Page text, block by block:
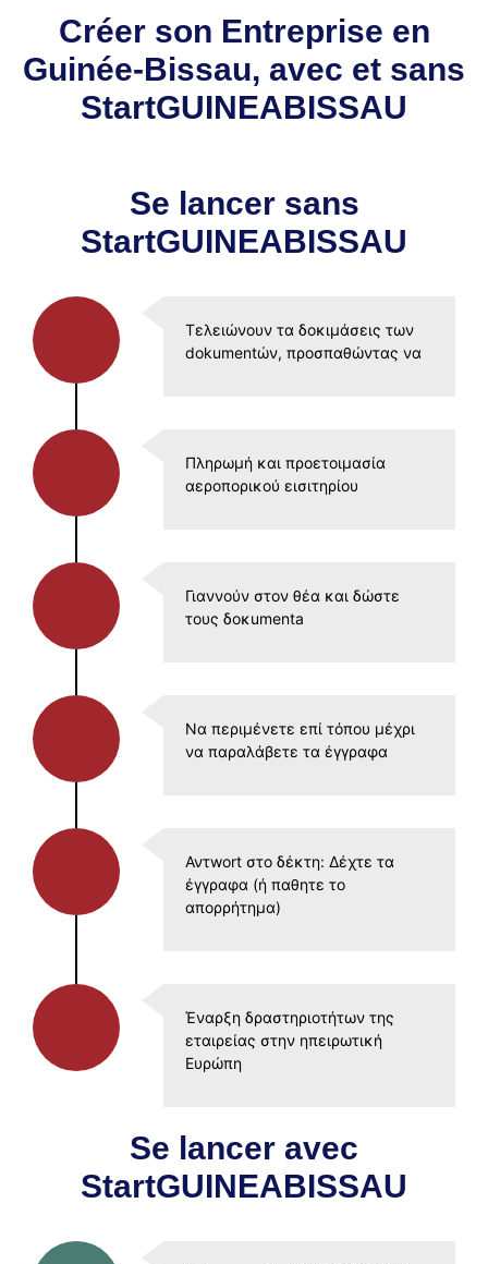
Créer son Entreprise en
Guinée-Bissau, avec et sans
StartGUINEABISSAU
Se lancer sans
StartGUINEABISSAU
Τελειώνουν τα δοκιμάσεις των
dokumentών, προσπαθώντας να
Πληρωμή και προετοιμασία
αεροπορικού εισιτηρίου
Γιαννούν στον θέα και δώστε
τους δοκumenta
Να περιμένετε επί τόπου μέχρι
να παραλάβετε τα έγγραφα
Αντwort στο δέκτη: Δέχτε τα
έγγραφα (ή παθητε το
απορρήτημα)
Έναρξη δραστηριοτήτων της
εταιρείας στην ηπειρωτική
Ευρώπη
Se lancer avec
StartGUINEABISSAU